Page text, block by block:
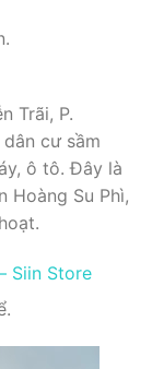
Trãi, P.
cư sầm
ô tô. Đây là
Hoàng Su Phì,
Siin Store